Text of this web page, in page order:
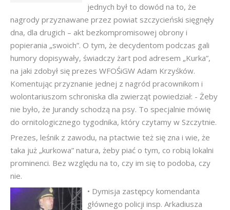
jednych był to dowód na to, że
nagrody przyznawane przez powiat szczycieński sięgnęły
dna, dla drugich – akt bezkompromisowej obrony i
popierania „swoich”. O tym, że decydentom podczas gali
humory dopisywały, świadczy żart pod adresem „Kurka”,
na jaki zdobył się prezes WFOŚiGW Adam Krzyśków.
Komentując przyznanie jednej z nagród pracownikom i
wolontariuszom schroniska dla zwierząt powiedział: - Żeby
nie było, że Jurandy schodzą na psy. To specjalnie mówię
do ornitologicznego tygodnika, który czytamy w Szczytnie.
Prezes, leśnik z zawodu, na ptactwie też się zna i wie, że
taka już „kurkowa” natura, żeby piać o tym, co robią lokalni
prominenci. Bez względu na to, czy im się to podoba, czy
nie.
• Dymisja zastępcy komendanta
głównego policji insp. Arkadiusza